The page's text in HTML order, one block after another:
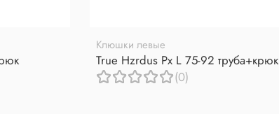
Клюшки левые
True Hzrdus Px L 75-92 труба+крюк
(0)